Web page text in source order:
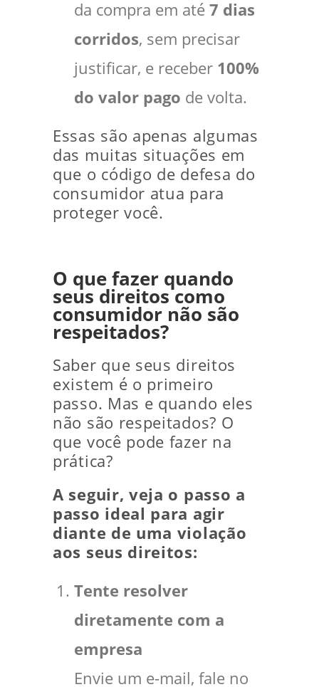
da compra em até 7 dias
corridos, sem precisar
justificar, e receber 100%
do valor pago de volta.
Essas são apenas algumas
das muitas situações em
que o código de defesa do
consumidor atua para
proteger você.
O que fazer quando
seus direitos como
consumidor não são
respeitados?
Saber que seus direitos
existem é o primeiro
passo. Mas e quando eles
não são respeitados? O
que você pode fazer na
prática?
A seguir, veja o passo a
passo ideal para agir
diante de uma violação
aos seus direitos:
Tente resolver
diretamente com a
empresa
Envie um e-mail, fale no